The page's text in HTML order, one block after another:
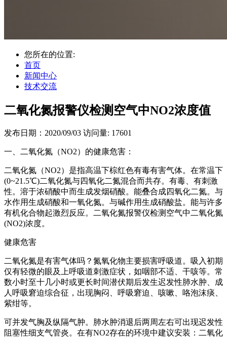
您所在的位置:
首页
新闻中心
技术交流
二氧化氮报警仪检测空气中NO2浓度值
发布日期：2020/09/03 访问量: 17601
一、二氧化氮（NO2）的健康危害：
二氧化氮（NO2）是指高温下棕红色有毒有害气体。在常温下
(0~21.5℃)二氧化氮与四氧化二氮混合而共存。有毒、有刺激
性。溶于浓硝酸中而生成发烟硝酸。能叠合成四氧化二氮。与
水作用生成硝酸和一氧化氮。与碱作用生成硝酸盐。能与许多
有机化合物起激烈反应。二氧化氮报警仪检测空气中二氧化氮
(NO2)浓度。
健康危害
二氧化氮是有害气体吗？氮氧化物主要损害呼吸道。吸入初期
仅有轻微的眼及上呼吸道刺激症状，如咽部不适、干咳等。常
数小时至十几小时或更长时间潜伏期后发生迟发性肺水肿、成
人呼吸窘迫综合征，出现胸闷、呼吸窘迫、咳嗽、咯泡沫痰、
紫绀等。
可并发气胸及纵隔气肿。肺水肿消退后两周左右可出现迟发性
阻塞性细支气管炎。在有NO2存在的环境中建议安装：二氧化